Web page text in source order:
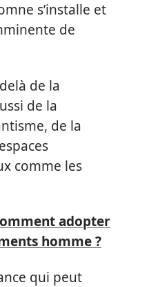
s’installe et
de
de la
de la
de la
comme les
adopter
homme ?
qui peut